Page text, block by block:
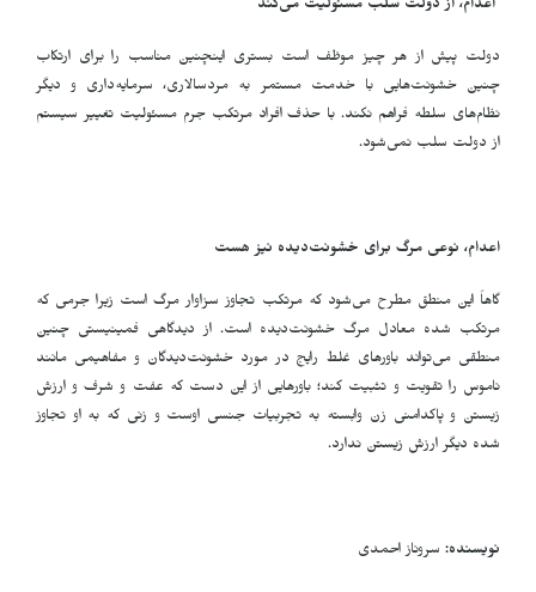
اعدام، از دولت سلب مسئولیت می‌کند
دولت پیش از هر چیز موظف است بستری اینچنین مناسب را برای ارتکاب
چنین خشونت‌هایی با خدمت مستمر به مردسالاری، سرمایه‌داری و دیگر
نظام‌های سلطه فراهم نکند. با حذف افراد مرتکب جرم مسئولیت تغییر سیستم
از دولت سلب نمی‌شود.
اعدام، نوعی مرگ برای خشونت‌دیده نیز هست
گاهاً این منطق مطرح می‌شود که مرتکب تجاوز سزاوار مرگ است زیرا جرمی که
مرتکب شده معادل مرگ خشونت‌دیده است. از دیدگاهی فمینیستی چنین
منطقی می‌تواند باورهای غلط رایج در مورد خشونت‌دیدگان و مفاهیمی مانند
ناموس را تقویت و تثبیت کند؛ باورهایی از این دست که عفت و شرف و ارزش
زیستن و پاکدامنی زن وابسته به تجربیات جنسی اوست و زنی که به او تجاوز
شده دیگر ارزش زیستن ندارد.
نویسندە: سروناز احمدی